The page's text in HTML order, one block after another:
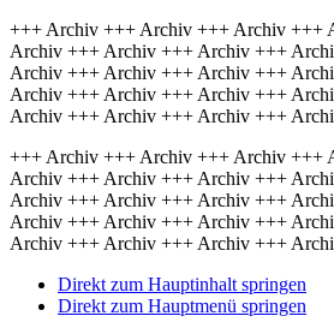
+++ Archiv +++ Archiv +++ Archiv +++
Archiv +++ Archiv +++ Archiv +++
Archiv +++ Archiv +++ Archiv +++
Archiv +++ Archiv +++ Archiv +++
Archiv +++ Archiv +++ Archiv +++
+++ Archiv +++ Archiv +++ Archiv +++
Archiv +++ Archiv +++ Archiv +++
Archiv +++ Archiv +++ Archiv +++
Archiv +++ Archiv +++ Archiv +++
Archiv +++ Archiv +++ Archiv +++
Direkt zum Hauptinhalt springen
Direkt zum Hauptmenü springen